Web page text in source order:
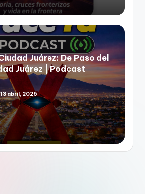
Juárez: De Paso del
Juárez | Podcast
13 abril, 2026